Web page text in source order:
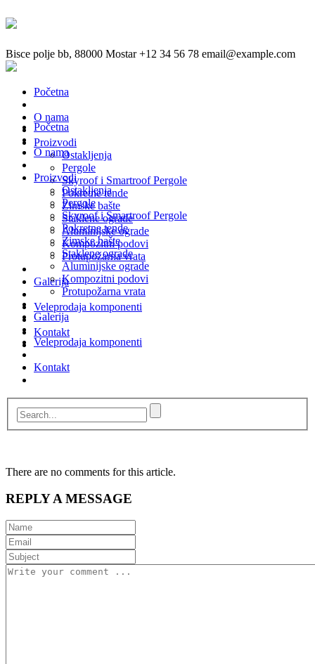
Bisce polje bb, 88000 Mostar +12 34 56 78 email@example.com
Početna
O nama
Proizvodi
Ostakljenja
Pergole
Skyroof i Smartroof Pergole
Pokretne tende
Zimske bašte
Staklene ograde
Aluminijske ograde
Kompozitni podovi
Protupožarna vrata
Galerija
Veleprodaja komponenti
Kontakt
Početna
O nama
Proizvodi
Ostakljenja
Pergole
Skyroof i Smartroof Pergole
Pokretne tende
Zimske bašte
Staklene ograde
Aluminijske ograde
Kompozitni podovi
Protupožarna vrata
Galerija
Veleprodaja komponenti
Kontakt
There are no comments for this article.
REPLY A MESSAGE